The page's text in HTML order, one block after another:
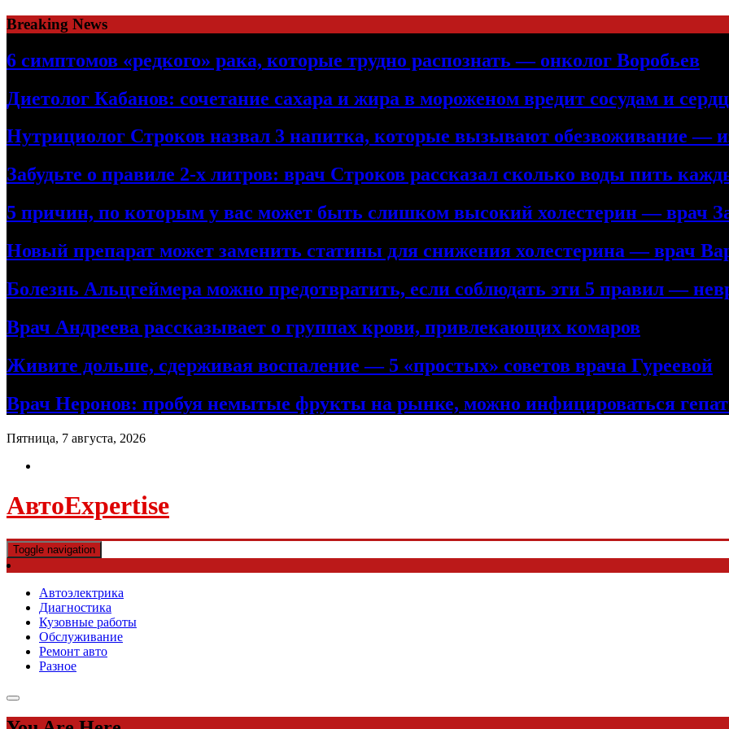
Skip
to
content
Breaking News
6 симптомов «редкого» рака, которые трудно распознать — онколог Воробьев
Диетолог Кабанов: сочетание сахара и жира в мороженом вредит сосудам и
Нутрициолог Строков назвал 3 напитка, которые вызывают обезвоживание —
Забудьте о правиле 2-х литров: врач Строков рассказал сколько воды пить
5 причин, по которым у вас может быть слишком высокий холестерин — врач
Новый препарат может заменить статины для снижения холестерина — врач
Болезнь Альцгеймера можно предотвратить, если соблюдать эти 5 правил —
Врач Андреева рассказывает о группах крови, привлекающих комаров
Живите дольше, сдерживая воспаление — 5 «простых» советов врача Гуреевой
Врач Неронов: пробуя немытые фрукты на рынке, можно инфицироваться
Пятница, 7 августа, 2026
АвтоExpertise
Toggle navigation
Автоэлектрика
Диагностика
Кузовные работы
Обслуживание
Ремонт авто
Разное